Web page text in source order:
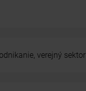
verejný sektor